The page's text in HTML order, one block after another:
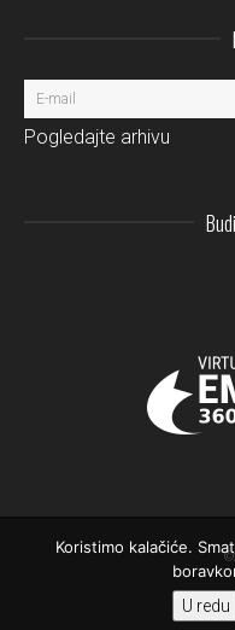
Pogledajte arhivu
Koristimo kalačiće.
U redu